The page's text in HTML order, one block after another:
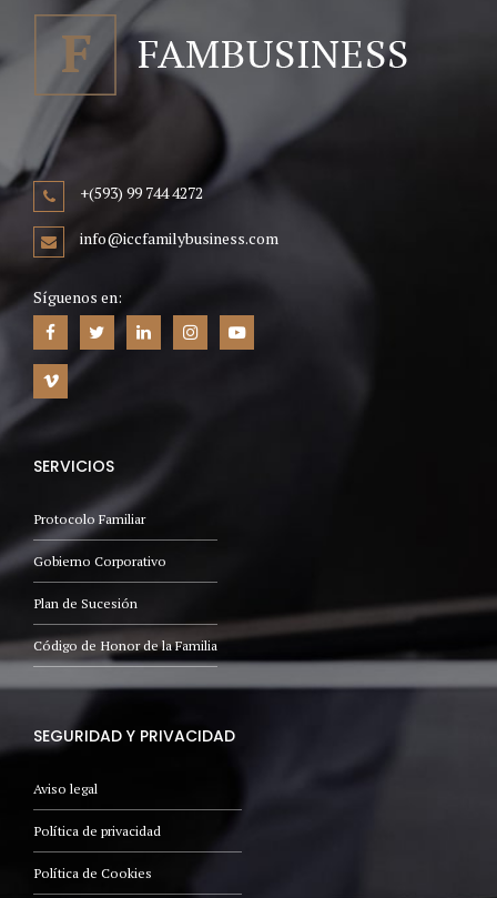
+(593) 99 744 4272
info@iccfamilybusiness.com
Síguenos en:
SERVICIOS
Protocolo Familiar
Gobierno Corporativo
Plan de Sucesión
Código de Honor de la Familia
SEGURIDAD Y PRIVACIDAD
Aviso legal
Política de privacidad
Política de Cookies